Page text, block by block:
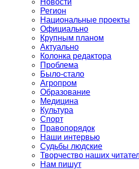
Новости
Регион
Национальные проекты
Официально
Крупным планом
Актуально
Колонка редактора
Проблема
Было-стало
Агропром
Образование
Медицина
Культура
Спорт
Правопорядок
Наши интервью
Судьбы людские
Творчество наших
Нам пишут